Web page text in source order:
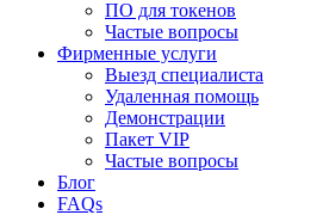
ПО для токенов
Частые вопросы
Фирменные услуги
Выезд специалиста
Удаленная помощь
Демонстрации
Пакет VIP
Частые вопросы
Блог
FAQs